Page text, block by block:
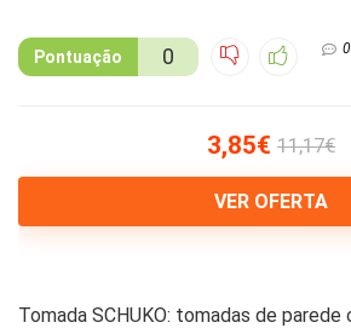
Pontuação 0 0
3,85€ 11,17€
VER OFERTA
Tomada SCHUKO: tomadas de